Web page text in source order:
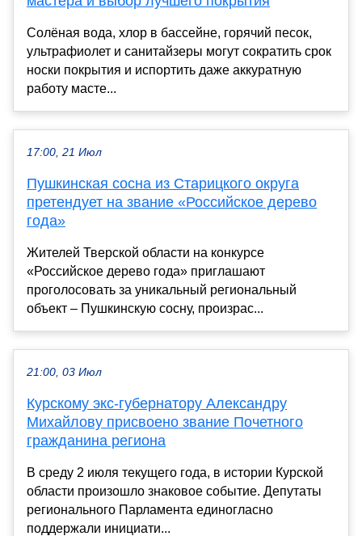
Солёная вода, хлор в бассейне, горячий песок,
ультрафиолет и санитайзеры могут сократить срок
носки покрытия и испортить даже аккуратную
работу масте...
17:00, 21 Июл
Пушкинская сосна из Старицкого округа
претендует на звание «Российское дерево
года»
Жителей Тверской области на конкурсе
«Российское дерево года» приглашают
проголосовать за уникальный региональный
объект – Пушкинскую сосну, произрас...
21:00, 03 Июл
Курскому экс-губернатору Александру
Михайлову присвоено звание Почетного
гражданина региона
В среду 2 июля текущего года, в истории Курской
области произошло знаковое событие. Депутаты
регионального Парламента единогласно
поддержали инициати...